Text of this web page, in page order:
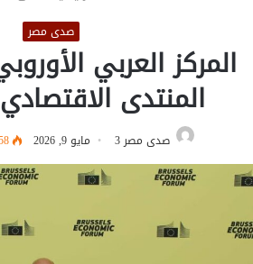
صدى مصر
المركز العربي
المنتدى
صدى مصر 3 مايو 9, 2026